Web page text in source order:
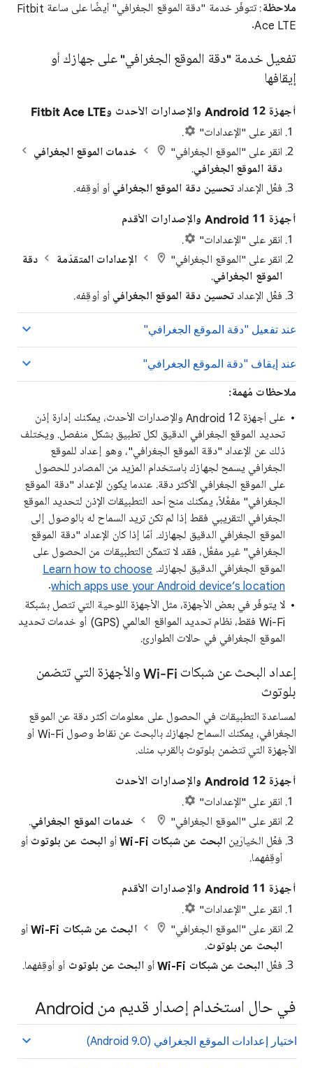
ملاحظة
: تتوفّر خدمة "دقة الموقع الجغرافي" أيضًا على ساعة Fitbit
Ace LTE.
تفعيل خدمة "دقة الموقع الجغرافي" على جهازك أو
إيقافها
أجهزة Android 12 والإصدارات الأحدث
وFitbit Ace LTE
انقر على "الإعدادات"
.
انقر على "الموقع الجغرافي"
خدمات الموقع الجغرافي
دقة الموقع الجغرافي.
فعِّل الإعداد تحسين دقة الموقع الجغرافي أو أوقِفه.
أجهزة Android 11 والإصدارات الأقدم
انقر على "الإعدادات"
.
انقر على "الموقع الجغرافي"
الإعدادات المتقدّمة
دقة
الموقع الجغرافي.
فعِّل الإعداد تحسين دقة الموقع الجغرافي أو أوقِفه.
عند تفعيل "دقة الموقع الجغرافي"
عند إيقاف "دقة الموقع الجغرافي"
ملاحظات مُهمة:
على أجهزة Android 12 والإصدارات الأحدث، يمكنك إدارة إذن
تحديد الموقع الجغرافي الدقيق لكل تطبيق بشكل منفصل. ويختلف
ذلك عن الإعداد "دقة الموقع الجغرافي"، وهو إعداد للموقع
الجغرافي يسمح لجهازك باستخدام المزيد من المصادر للحصول
على الموقع الجغرافي الأكثر دقة. عندما يكون الإعداد "دقة الموقع
الجغرافي" مفعَّلاً، يمكنك منح أحد التطبيقات الإذن لتحديد الموقع
الجغرافي التقريبي فقط إذا لم تكن تريد السماح له بالوصول إلى
الموقع الجغرافي الدقيق لجهازك. أمّا إذا كان الإعداد "دقة الموقع
الجغرافي" غير مفعَّل، فقد لا تتمكّن التطبيقات من الحصول على
الموقع الجغرافي الدقيق لجهازك. Learn how to choose
which apps use your Android device’s location
.
لا يتوفّر في بعض الأجهزة، مثل الأجهزة اللوحية التي تتصل بشبكة
Wi-Fi فقط، نظام تحديد المواقع العالمي (GPS) أو خدمات تحديد
الموقع الجغرافي في حالات الطوارئ.
إعداد البحث عن شبكات Wi-Fi والأجهزة التي تتضمن
بلوتوث
لمساعدة التطبيقات في الحصول على معلومات أكثر دقة عن الموقع
الجغرافي، يمكنك السماح لجهازك بالبحث عن نقاط وصول Wi-Fi أو
الأجهزة التي تتضمن بلوتوث بالقرب منك.
أجهزة Android 12 والإصدارات الأحدث
انقر على "الإعدادات"
.
انقر على "الموقع الجغرافي"
خدمات الموقع الجغرافي.
فعِّل الخيارَينالبحث عن شبكات Wi-Fi أو البحث عن بلوتوث أو
أوقِفهما.
أجهزة Android 11 والإصدارات الأقدم
انقر على "الإعدادات"
.
انقر على "الموقع الجغرافي"
البحث عن شبكات Wi-Fi
أو
البحث عن بلوتوث.
فعِّلالبحث عن شبكات Wi-Fi أوالبحث عن بلوتوث أو أوقِفهما.
في حال استخدام إصدار قديم من Android
اختيار إعدادات الموقع الجغرافي (Android 9.0)